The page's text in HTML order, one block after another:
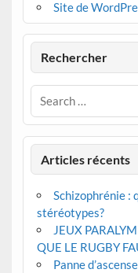
Site de
Rechercher
Articles récents
Schizophrénie :
stéréotypes?
JEUX
QUE LE RUGBY
Panne